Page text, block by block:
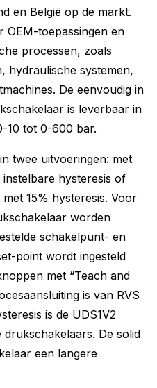
en België op de markt.
OEM-toepassingen en
processen, zoals
hydraulische systemen,
De eenvoudig in
is leverbaar in
10 tot 0-600 bar.
twee uitvoeringen: met
hysteresis of
15% hysteresis. Voor
worden
schakelpunt- en
point wordt ingesteld
met “Teach and
is van RVS
is de UDS1V2
De solid
een langere